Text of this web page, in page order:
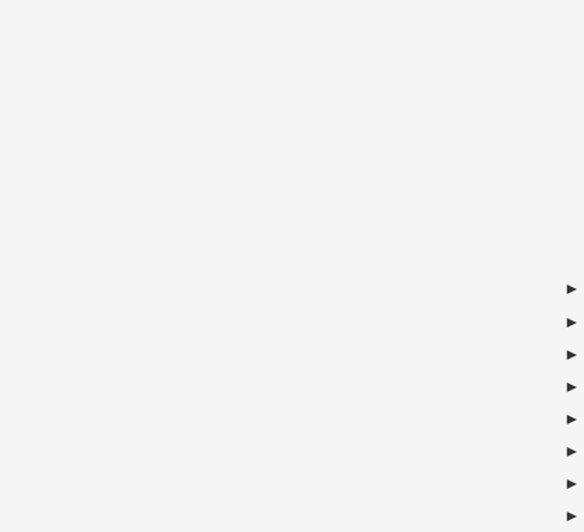
►
►
►
►
►
►
►
►